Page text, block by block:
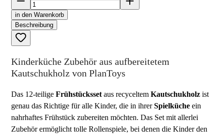
in den Warenkorb
Beschreibung
Kinderküche Zubehör aus aufbereitetem
Kautschukholz von PlanToys
Das 12-teilige Frühstücksset aus recyceltem Kautschukholz ist
genau das Richtige für alle Kinder, die in ihrerSpielküche ein
nahrhaftes Frühstück zubereiten möchten. Das Set mit allerlei
Zubehör ermöglicht tolle Rollenspiele, bei denen die Kinder den